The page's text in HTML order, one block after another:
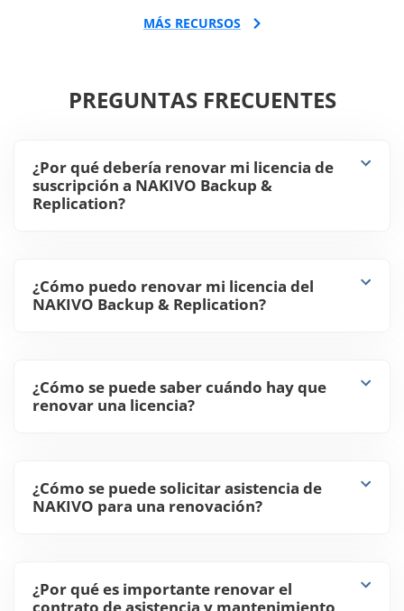
MÁS RECURSOS
PREGUNTAS FRECUENTES
¿Por qué debería renovar mi licencia de
suscripción a NAKIVO Backup &
Replication?
¿Cómo puedo renovar mi licencia del
NAKIVO Backup & Replication?
¿Cómo se puede saber cuándo hay que
renovar una licencia?
¿Cómo se puede solicitar asistencia de
NAKIVO para una renovación?
¿Por qué es importante renovar el